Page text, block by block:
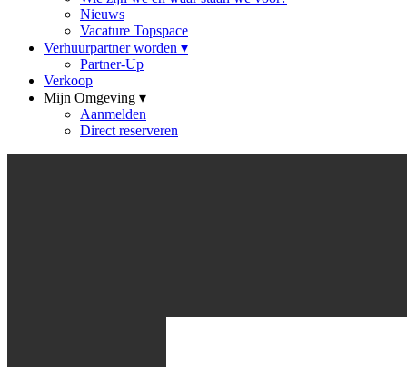
Nieuws
Vacature Topspace
Verhuurpartner worden ▾
Partner-Up
Verkoop
Mijn Omgeving ▾
Aanmelden
Direct reserveren